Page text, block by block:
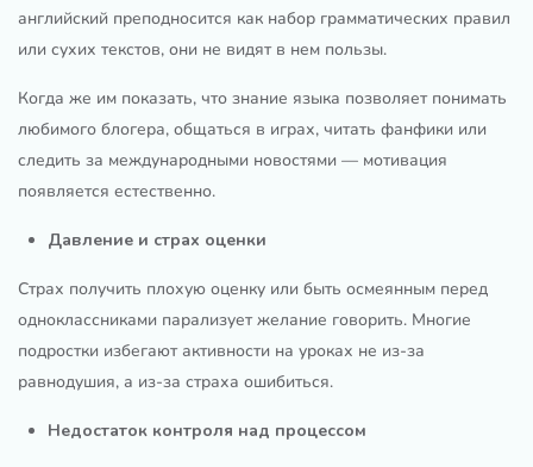
английский преподносится как набор грамматических правил
или сухих текстов, они не видят в нем пользы.
Когда же им показать, что знание языка позволяет понимать
любимого блогера, общаться в играх, читать фанфики или
следить за международными новостями — мотивация
появляется естественно.
Давление и страх оценки
Страх получить плохую оценку или быть осмеянным перед
одноклассниками парализует желание говорить. Многие
подростки избегают активности на уроках не из-за
равнодушия, а из-за страха ошибиться.
Недостаток контроля над процессом